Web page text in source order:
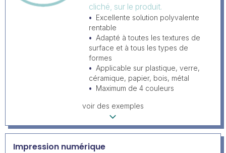
cliché, sur le produit.
Excellente solution polyvalente
rentable
Adapté à toutes les textures de
surface et à tous les types de
formes
Applicable sur plastique, verre,
céramique, papier, bois, métal
Maximum de 4 couleurs
voir des exemples
Impression numérique